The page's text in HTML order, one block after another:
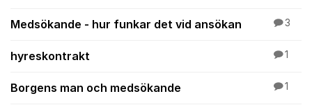
Medsökande - hur funkar det vid ansökan 3
hyreskontrakt 1
Borgens man och medsökande 1